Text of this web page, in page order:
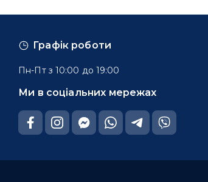
Графік роботи
Пн-Пт з 10:00 до 19:00
Ми в соціальних мережах